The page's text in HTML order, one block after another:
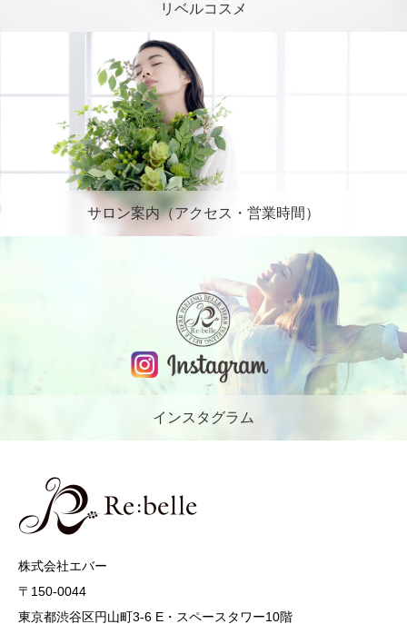
リベルコスメ
サロン案内（アクセス・営業時間）
インスタグラム
株式会社エバー
〒150-0044
東京都渋谷区円山町3-6 E・スペースタワー10階